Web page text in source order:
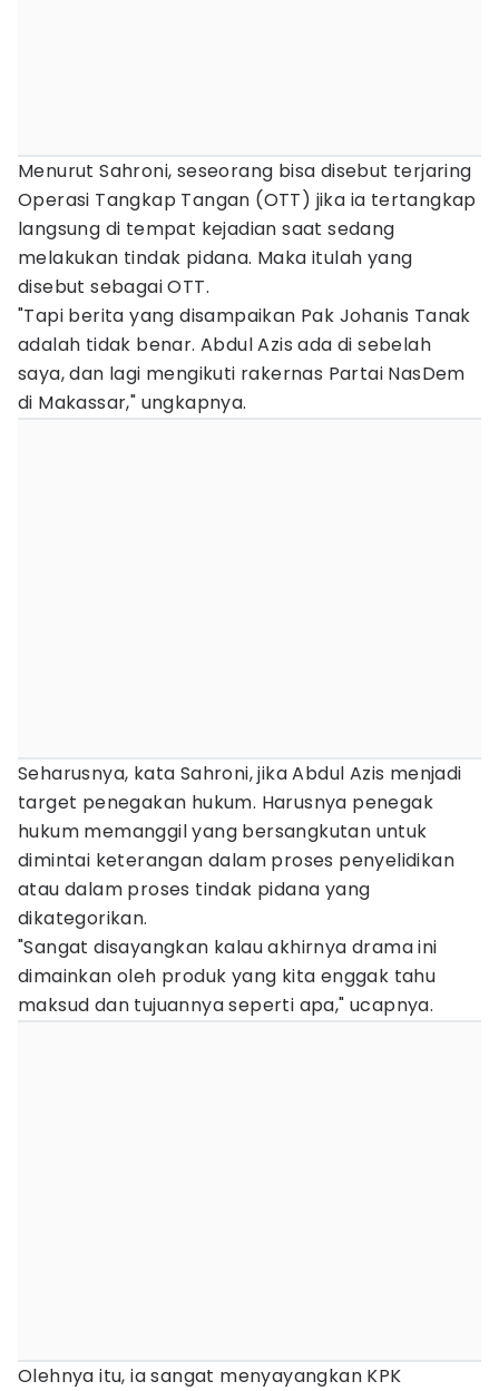
Menurut Sahroni, seseorang bisa disebut terjaring
Operasi Tangkap Tangan (OTT) jika ia tertangkap
langsung di tempat kejadian saat sedang
melakukan tindak pidana. Maka itulah yang
disebut sebagai OTT.
"Tapi berita yang disampaikan Pak Johanis Tanak
adalah tidak benar. Abdul Azis ada di sebelah
saya, dan lagi mengikuti rakernas Partai NasDem
di Makassar," ungkapnya.
Seharusnya, kata Sahroni, jika Abdul Azis menjadi
target penegakan hukum. Harusnya penegak
hukum memanggil yang bersangkutan untuk
dimintai keterangan dalam proses penyelidikan
atau dalam proses tindak pidana yang
dikategorikan.
"Sangat disayangkan kalau akhirnya drama ini
dimainkan oleh produk yang kita enggak tahu
maksud dan tujuannya seperti apa," ucapnya.
Olehnya itu, ia sangat menyayangkan KPK